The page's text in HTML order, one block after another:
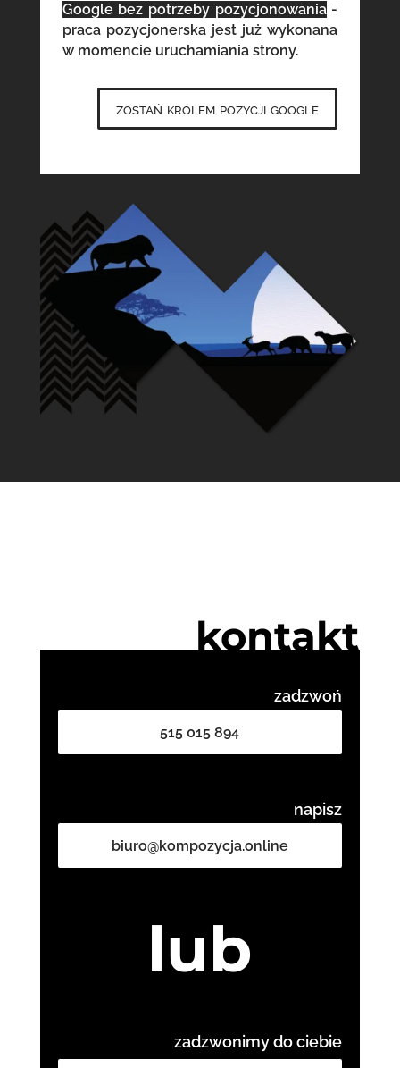
Google bez potrzeby pozycjonowania-
praca pozycjonerska jest już wykonana
w momencie uruchamiania strony.
zostań królem pozycji google
kontakt
zadzwoń
515 015 894
napisz
biuro@kompozycja.online
lub
zadzwonimy do ciebie